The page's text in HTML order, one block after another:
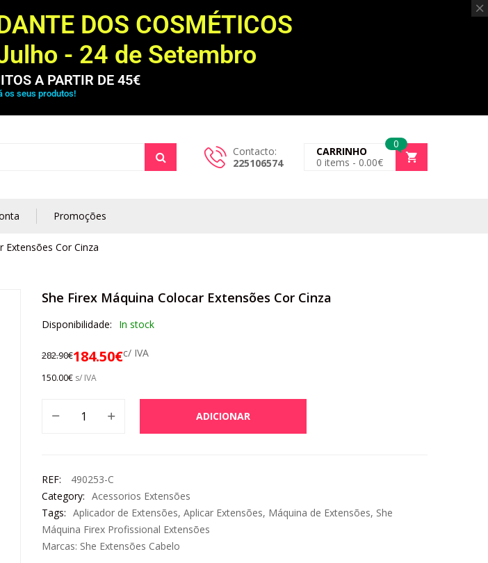
DOS COSMÉTICOS
- 24 de Setembro
A PARTIR DE 45€
os seus produtos!
Contacto:
225106574
0
CARRINHO
0 items - 0.00€
Promoções
Extensões Cor Cinza
She Firex Máquina Colocar Extensões Cor Cinza
Disponibilidade: In stock
282.90€184.50€c/ IVA
150.00€ s/ IVA
ADICIONAR
REF:
490253-C
Category: Acessorios Extensões
Tags: Aplicador de Extensões, Aplicar Extensões, Máquina de Extensões, She
Máquina Firex Profissional Extensões
Marcas: She Extensões Cabelo